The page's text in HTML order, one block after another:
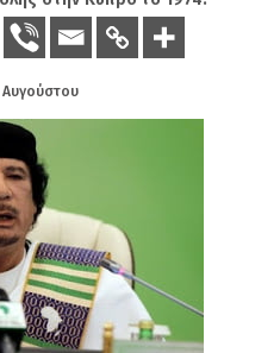
καταγγελίες, η
εγκαίρως για να
Σε ορισμένα σημεία
ενώ σημειώθηκε και
Zvërnec, Κοστάκ
μέσο,
του τραυματία
ότι χτυπήθηκε στον
του και
Αυγούστου